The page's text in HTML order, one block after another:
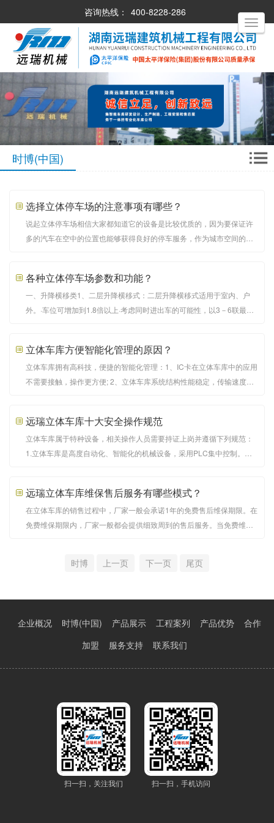
咨询热线： 400-8228-286
时博(中国)
选择立体停车场的注意事项有哪些？
说起立体停车场相信大家都知道它的设备是比较优质的，因为要保证许
多的汽车在空中的位置也能够获得良好的停车服务，作为城市空间的节
虽然在占地面积上并没有平面的停车场那么大
各种立体停车场参数和功能？
一、升降横移类1、二层升降横移式：二层升降横移式适用于室内、户
外。·车位可增加到1.8倍以上·考虑同时进出车的可能性，以3－6联最为
升降横移式：·三层升降横移底坑式适用于室内、户外。
立体车库方便智能化管理的原因？
立体车库拥有高科技，便捷的智能化管理：1、IC卡在立体车库中的应用
不需要接触，操作更方便; 2、立体车库系统结构性能稳定，传输速度
取停车费及其他相关费用，增加收入;提前收取长期客
远瑞立体车库十大安全操作规范
立体车库属于特种设备，相关操作人员需要持证上岗并遵循下列规范：
1.立体车库是高度自动化、智能化的机械设备，采用PLC集中控制。车
车库内。 3.车库操作管理人员在交接班时应确认设
远瑞立体车库维保售后服务有哪些模式？
在立体车库的销售过程中，厂家一般会承诺1年的免费售后维保期限。在
免费维保期限内，厂家一般都会提供细致周到的售后服务。当免费维保
容呢？ 1)、服务模式之一 全包模式 --厂家提供管
时博 上一页 下一页 尾页
企业概况 时博(中国) 产品展示 工程案列 产品优势
合作
加盟
服务支持 联系我们
扫一扫，关注我们 扫一扫，手机访问
Toggle